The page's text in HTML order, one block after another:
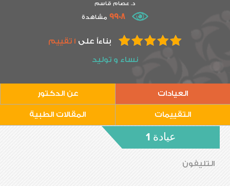
د. عصام قاسم
9908 مشاهدة
بناءاً على 1 تقييم
نساء و توليد
العيادات عن الدكتور
التقييمات المقالات الطبية
عيادة 1
التليفون